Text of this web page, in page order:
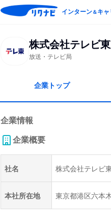
インターン＆キャ
株式会社テレビ
放送・テレビ局
企業トップ
企業情報
企業概要
社名 株式会社テレビ
本社所在地 東京都港区六